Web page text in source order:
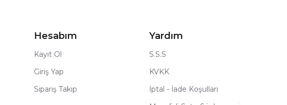
Hesabım
Kayıt Ol
Giriş Yap
Sipariş Takip
Yardım
S.S.S
KVKK
İptal - İade Koşulları